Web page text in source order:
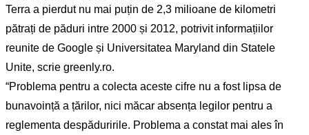
Terra a pierdut nu mai puțin de 2,3 milioane de kilometri
pătrați de păduri intre 2000 și 2012, potrivit informațiilor
reunite de Google și Universitatea Maryland din Statele
Unite, scrie greenly.ro.
“Problema pentru a colecta aceste cifre nu a fost lipsa de
bunavoință a țărilor, nici măcar absența legilor pentru a
reglementa despăduririle. Problema a constat mai ales în